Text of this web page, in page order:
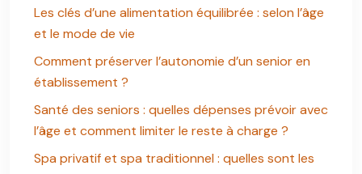
Les clés d’une alimentation équilibrée : selon l’âge
et le mode de vie
Comment préserver l’autonomie d’un senior en
établissement ?
Santé des seniors : quelles dépenses prévoir avec
l’âge et comment limiter le reste à charge ?
Spa privatif et spa traditionnel : quelles sont les